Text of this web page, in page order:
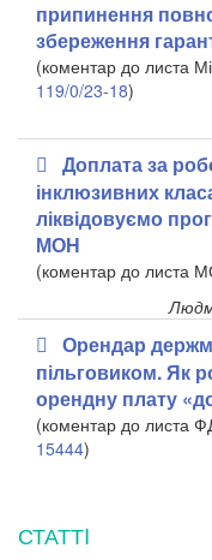
припинення
збереження
(коментар до листа
119/0/23-18)
Доплата за
інклюзивних
ліквідовуємо
МОН
(коментар до листа
Орендар
пільговиком. Як
орендну плату
(коментар до листа
15444)
СТАТТI